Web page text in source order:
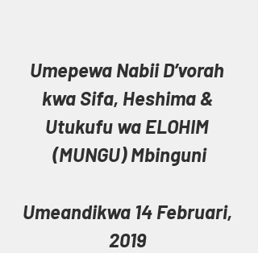
Umepewa Nabii D’vorah
kwa Sifa, Heshima &
Utukufu wa ELOHIM
(MUNGU) Mbinguni
Umeandikwa 14 Februari,
2019